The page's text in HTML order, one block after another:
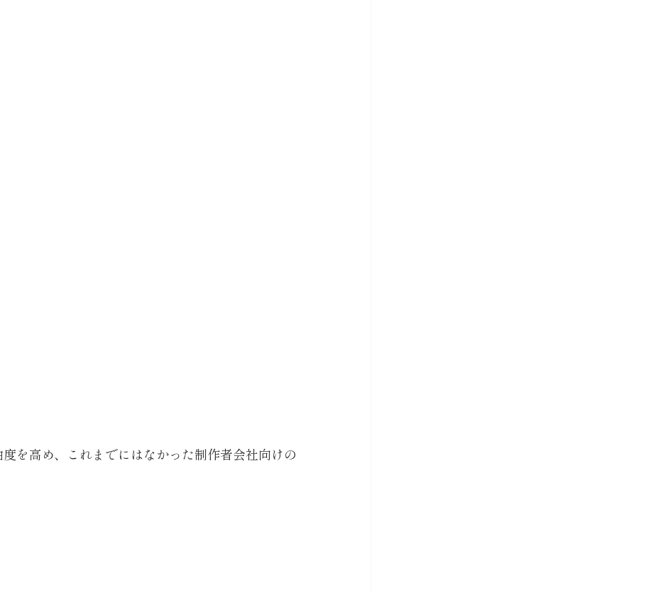
を高め、これまでにはなかった制作者会社向けの